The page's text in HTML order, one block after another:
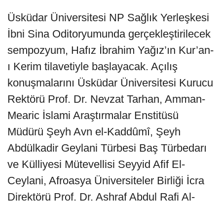
Üsküdar Üniversitesi NP Sağlık Yerleşkesi
İbni Sina Oditoryumunda gerçekleştirilecek
sempozyum, Hafız İbrahim Yağız’ın Kur’an-
ı Kerim tilavetiyle başlayacak. Açılış
konuşmalarını Üsküdar Üniversitesi Kurucu
Rektörü Prof. Dr. Nevzat Tarhan, Amman-
Mearic İslami Araştırmalar Enstitüsü
Müdürü Şeyh Avn el-Kaddûmî, Şeyh
Abdülkadir Geylani Türbesi Baş Türbedarı
ve Külliyesi Mütevellisi Seyyid Afif El-
Ceylani, Afroasya Üniversiteler Birliği İcra
Direktörü Prof. Dr. Ashraf Abdul Rafi Al-